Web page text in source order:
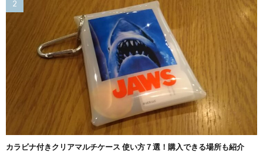
カラビナ付きクリアマルチケース 使い方７選！購入できる場所も紹介